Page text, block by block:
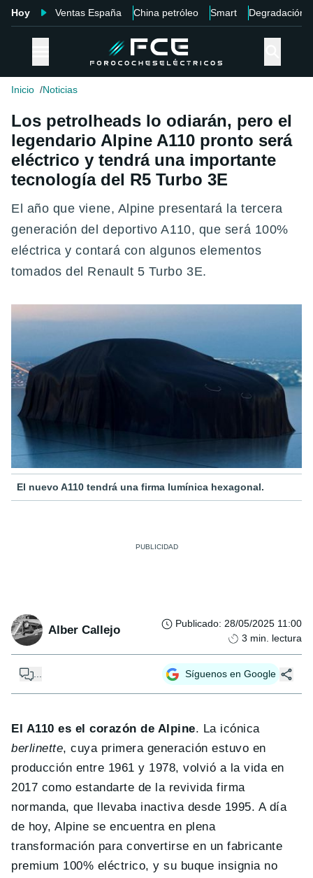
Hoy Ventas España China petróleo Smart Degradación
Inicio Noticias
Los petrolheads lo odiarán, pero el
legendario Alpine A110 pronto será
eléctrico y tendrá una importante
tecnología del R5 Turbo 3E
El año que viene, Alpine presentará la tercera
generación del deportivo A110, que será 100%
eléctrica y contará con algunos elementos
tomados del Renault 5 Turbo 3E.
El nuevo A110 tendrá una firma lumínica hexagonal.
Alber Callejo Publicado: 28/05/2025 11:00
3 min. lectura
... Síguenos en Google
El A110 es el corazón de Alpine. La icónica
berlinette, cuya primera generación estuvo en
producción entre 1961 y 1978, volvió a la vida en
2017 como estandarte de la revivida firma
normanda, que llevaba inactiva desde 1995. A día
de hoy, Alpine se encuentra en plena
transformación para convertirse en un fabricante
premium 100% eléctrico, y su buque insignia no